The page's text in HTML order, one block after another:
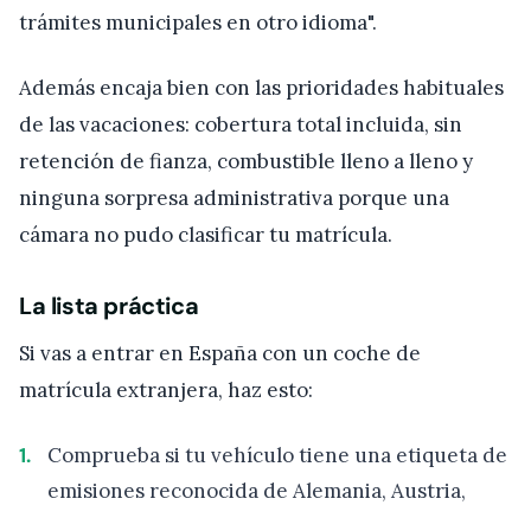
trámites municipales en otro idioma".
Además encaja bien con las prioridades habituales
de las vacaciones: cobertura total incluida, sin
retención de fianza, combustible lleno a lleno y
ninguna sorpresa administrativa porque una
cámara no pudo clasificar tu matrícula.
La lista práctica
Si vas a entrar en España con un coche de
matrícula extranjera, haz esto:
Comprueba si tu vehículo tiene una etiqueta de
emisiones reconocida de Alemania, Austria,